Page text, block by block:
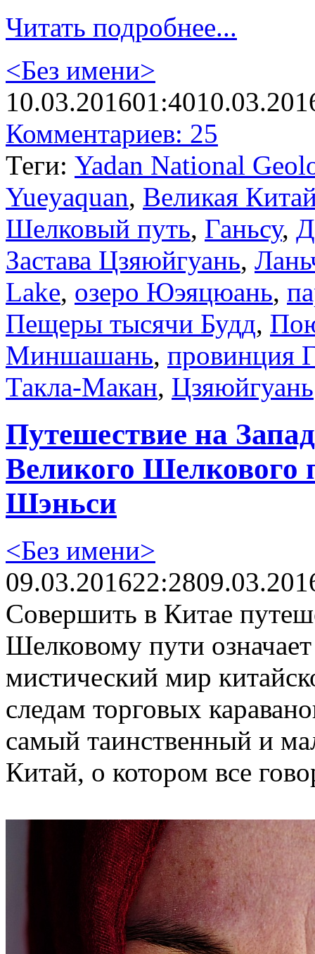
Читать подробнее...
<Без имени>
10.03.201601:40
Комментариев: 25
Теги: Yadan National
Yueyaquan, Великая
Шелковый путь, Ганьсу,
Застава Цзяюйгуань,
Lake, озеро Юэяцюань,
Пещеры тысячи Будд,
Миншашань, провинция
Такла-Макан, Цзяюйгуань
Путешествие на
Великого Шелкового
Шэньси
<Без имени>
09.03.201622:28
Совершить в Китае
Шелковому пути
мистический мир
следам торговых
самый таинственный и
Китай, о котором все